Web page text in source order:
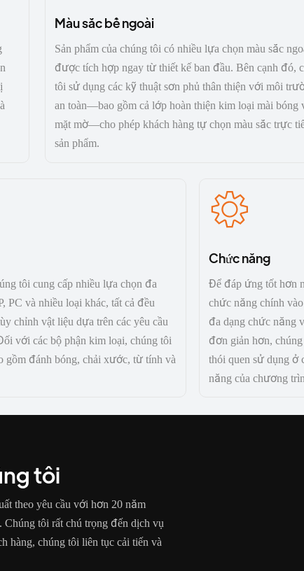
Màu sắc bề ngoài
Sản phẩm của chúng tôi có nhiều lựa chọn màu sắc
được tích hợp ngay từ thiết kế ban đầu. Bên cạnh đó,
tôi sử dụng các kỹ thuật sơn phủ thân thiện với môi
an toàn—bao gồm cả lớp hoàn thiện kim loại mài bóng
mặt mờ—cho phép khách hàng tự chọn màu sắc trực
sản phẩm.
tôi cung cấp nhiều lựa chọn đa
PC và nhiều loại khác, tất cả đều
chỉnh vật liệu dựa trên các yêu cầu
với các bộ phận kim loại, chúng tôi
gồm đánh bóng, chải xước, từ tính và
Chức năng
Để đáp ứng tốt hơn
chức năng chính
đa dạng chức năng
đơn giản hơn,
thói quen sử dụng ở
năng của chương
tôi
theo yêu cầu với hơn 20 năm
tôi rất chú trọng đến dịch vụ
hàng, chúng tôi liên tục cải tiến và